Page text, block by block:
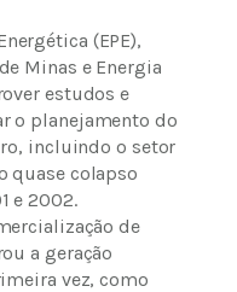
(EPE),
Minas e Energia
estudos e
o planejamento do
incluindo o setor
quase colapso
e 2002.
de
a geração
vez, como